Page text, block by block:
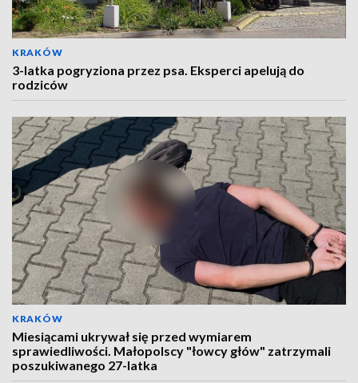
KRAKÓW
3-latka pogryziona przez psa. Eksperci apelują do
rodziców
KRAKÓW
Miesiącami ukrywał się przed wymiarem
sprawiedliwości. Małopolscy "łowcy głów" zatrzymali
poszukiwanego 27-latka